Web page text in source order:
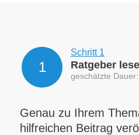
1
Schritt 1
Ratgeber
geschätzte
Genau zu Ihrem
hilfreichen Beitrag